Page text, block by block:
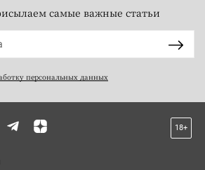
самые важные статьи
персональных данных
18+